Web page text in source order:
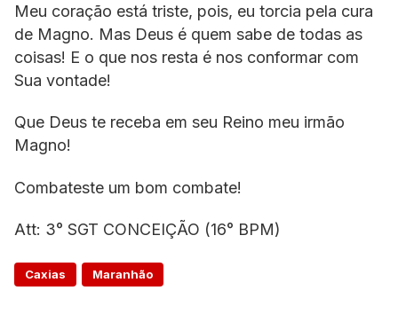
Meu coração está triste, pois, eu torcia pela cura
de Magno. Mas Deus é quem sabe de todas as
coisas! E o que nos resta é nos conformar com
Sua vontade!
Que Deus te receba em seu Reino meu irmão
Magno!
Combateste um bom combate!
Att: 3° SGT CONCEIÇÃO (16° BPM)
Caxias Maranhão